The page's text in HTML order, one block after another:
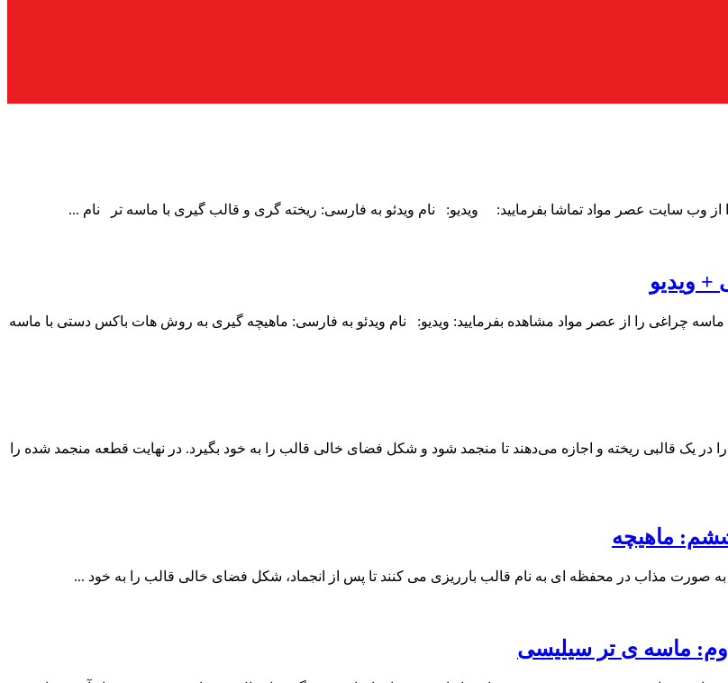
از وب سایت عصر مواد تماشا بفرمایید: ویدیو: نام ویدئو به فارسی: ریخته گری و قالب گیری با ماسه تر نام ...
ویدیو
چراغی را از عصر مواد مشاهده بفرمایید: ویدیو: نام ویدئو به فارسی: ماهیچه گیری به روش هات باکس دستی با ماسه
یک قالبی ریخته و اجازه می‌دهند تا منجمد شود و شکل فضای خالی قالب را به خود بگیرد. در نهایت قطعه منجمد شده را
ماهیچه
صورت مذاب در محفظه ای به نام قالب بارریزی می کنند تا پس از انجماد، شکل فضای خالی قالب را به خود ...
ماسه ی تر سیلیسی